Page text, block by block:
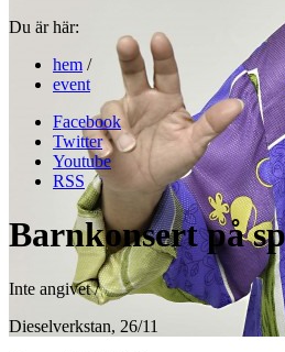
Du är här:
hem /
event
Facebook
Twitter
Youtube
RSS
Barnkonsert på
Inte angivet /
Dieselverkstan, 26/11